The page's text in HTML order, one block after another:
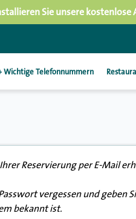
Sie unsere kostenlose
Wichtige Telefonnummern
Reservierung per E-Mail
vergessen und geben
bekannt ist.